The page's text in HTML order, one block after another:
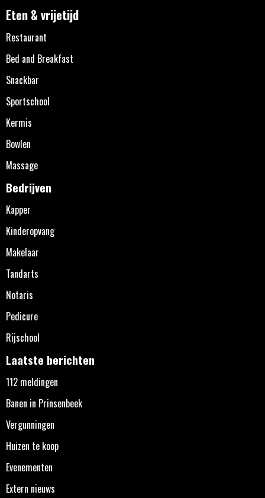
Eten & vrijetijd
Restaurant
Bed and Breakfast
Snackbar
Sportschool
Kermis
Bowlen
Massage
Bedrijven
Kapper
Kinderopvang
Makelaar
Tandarts
Notaris
Pedicure
Rijschool
Laatste berichten
112 meldingen
Banen in Prinsenbeek
Vergunningen
Huizen te koop
Evenementen
Extern nieuws